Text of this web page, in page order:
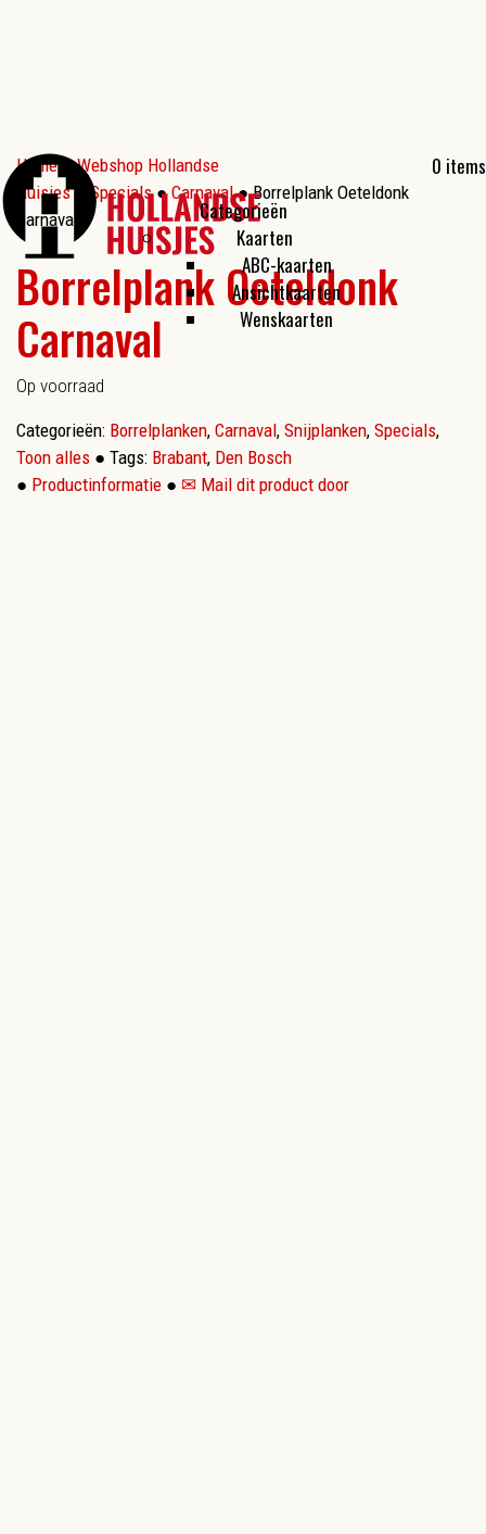
0 items
Categorieën
Kaarten
ABC-kaarten
Ansichtkaarten
Wenskaarten
Home●Webshop Hollandse
Huisjes● Specials●Carnaval● Borrelplank Oeteldonk
Carnaval
Borrelplank Oeteldonk
Carnaval
Op voorraad
Categorieën: Borrelplanken, Carnaval, Snijplanken, Specials,
Toon alles ● Tags: Brabant, Den Bosch
● Productinformatie ● ✉ Mail dit product door